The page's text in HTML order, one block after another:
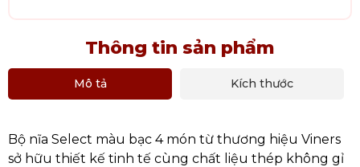
Thông tin sản phẩm
Mô tả Kích thước
Bộ nĩa Select màu bạc 4 món từ thương hiệu Viners
sở hữu thiết kế tinh tế cùng chất liệu thép không gỉ